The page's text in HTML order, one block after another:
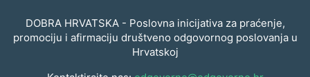
DOBRA HRVATSKA - Poslovna inicijativa za praćenje,
promociju i afirmaciju društveno odgovornog poslovanja u
Hrvatskoj